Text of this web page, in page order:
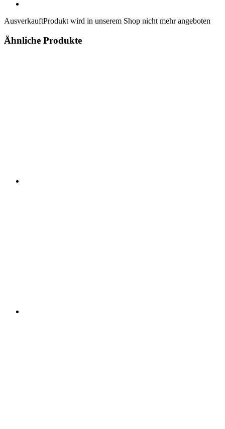
AusverkauftProdukt wird in unserem Shop nicht mehr angeboten
Ähnliche Produkte